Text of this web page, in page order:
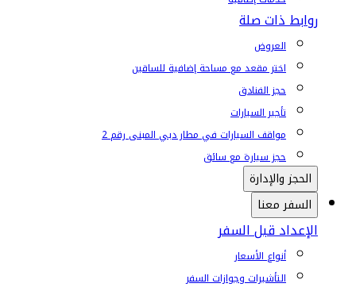
روابط ذات صلة
العروض
اختر مقعد مع مساحة إضافية للساقين
حجز الفنادق
تأجير السيارات
مواقف السيارات في مطار دبي المبنى رقم 2
حجز سيارة مع سائق
الحجز والإدارة
السفر معنا
الإعداد قبل السفر
أنواع الأسعار
التأشيرات وجوازات السفر